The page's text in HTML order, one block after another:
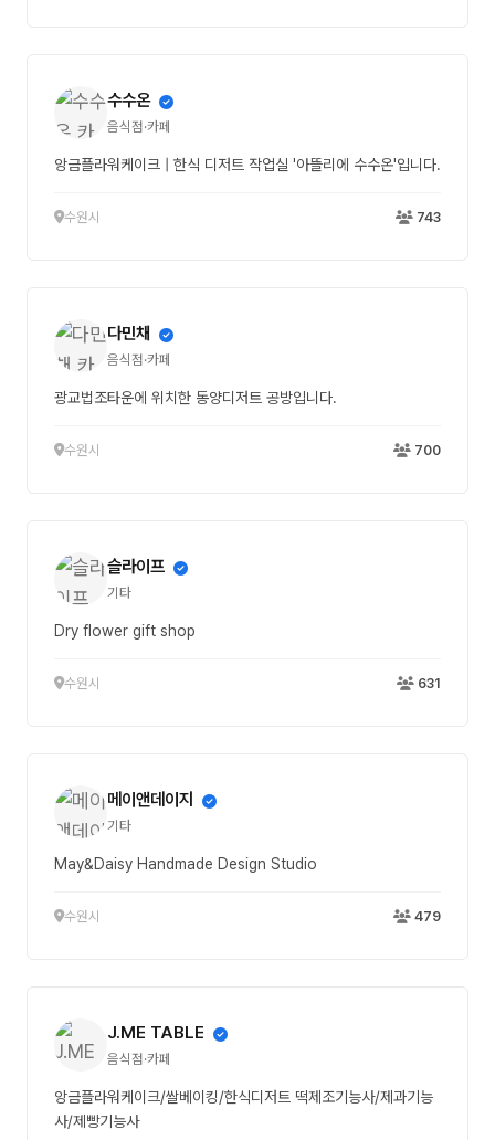
수수온
음식점·카페
앙금플라워케이크 | 한식 디저트 작업실 '아뜰리에 수수온'입니다.
수원시 743
다민채
음식점·카페
광교법조타운에 위치한 동양디저트 공방입니다.
수원시 700
슬라이프
기타
Dry flower gift shop
수원시 631
메이앤데이지
기타
May&Daisy Handmade Design Studio
수원시 479
J.ME TABLE
음식점·카페
앙금플라워케이크/쌀베이킹/한식디저트 떡제조기능사/제과기능
사/제빵기능사